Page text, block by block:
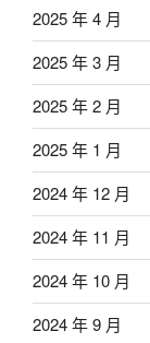
2025 年 4 月
2025 年 3 月
2025 年 2 月
2025 年 1 月
2024 年 12 月
2024 年 11 月
2024 年 10 月
2024 年 9 月